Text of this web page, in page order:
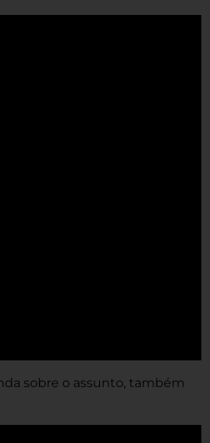
sobre o assunto, também